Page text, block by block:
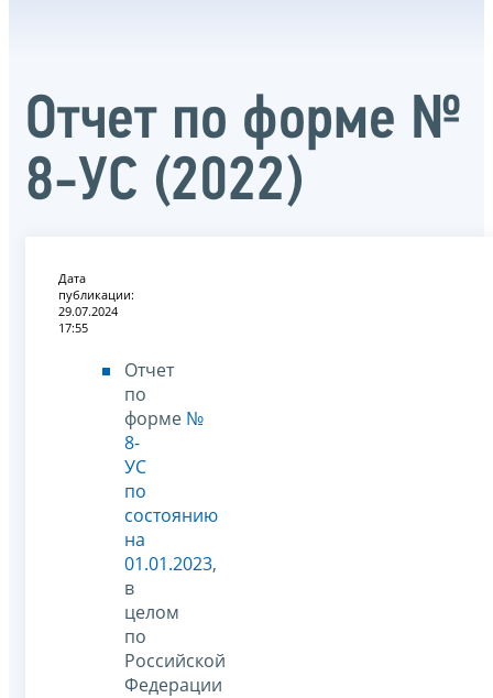
Отчет по форме №
8-УС (2022)
Дата
публикации:
29.07.2024
17:55
Отчет
по
форме №
8-
УС
по
состоянию
на
01.01.2023,
в
целом
по
Российской
Федерации